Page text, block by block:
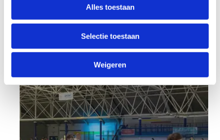
Alles toestaan
Selectie toestaan
Weigeren
Vrij schaatsen